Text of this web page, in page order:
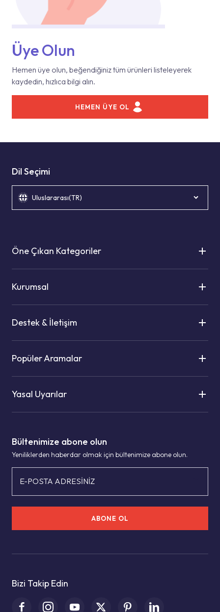
Üye Olun
Hemen üye olun, beğendiğiniz tüm ürünleri listeleyerek
kaydedin, hızlıca bilgi alın.
HEMEN ÜYE OL
Bültenimize abone olun
Yeniliklerden haberdar olmak için bültenimize abone olun.
E-POSTA ADRESİNİZ
ABONE OL
Bizi Takip Edin
Dil Seçimi
Uluslararası(TR)
Öne Çıkan Kategoriler
Kurumsal
Destek & İletişim
Popüler Aramalar
Yasal Uyarılar